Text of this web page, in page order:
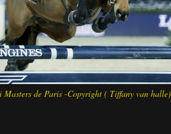
Masters de Paris -Copyright ( Tiffany van halle)